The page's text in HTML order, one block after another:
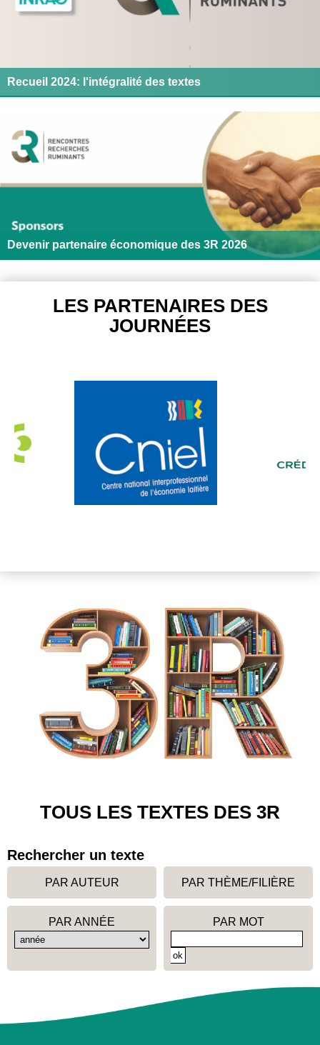
Recueil 2024: l'intégralité des textes
Devenir partenaire économique des 3R 2026
LES PARTENAIRES DES
JOURNÉES
TOUS LES TEXTES DES 3R
Rechercher un texte
PAR AUTEUR PAR THÈME/FILIÈRE
PAR ANNÉE PAR MOT